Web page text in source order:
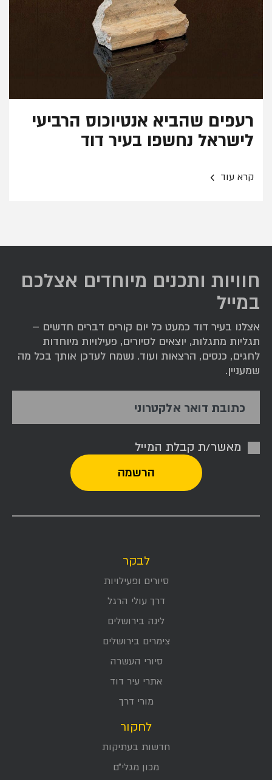
רעפים שהביא אנטיוכוס הרביעי
לישראל נחשפו בעיר דוד
קרא עוד ›
חוויות ותכנים מיוחדים אצלכם
במייל
אצלנו בעיר דוד כמעט כל יום קורים דברים חדשים –
תגליות מתגלות, יוצאים לסיורים, פעילויות מיוחדות
לחגים, כנסים, הרצאות ועוד. נשמח לעדכן אותך בכל מה
שמעניין.
כתובת דואר אלקטרוני
מאשר/ת קבלת המייל
לבקר
סיורים ופעילויות
דרך עולי הרגל
לינה בירושלים
צימרים בירושלים
סיורי העשרה
אתרי עיר דוד
מורי דרך
לחקור
חדשות בעתיקות
מכון מגלי״ם